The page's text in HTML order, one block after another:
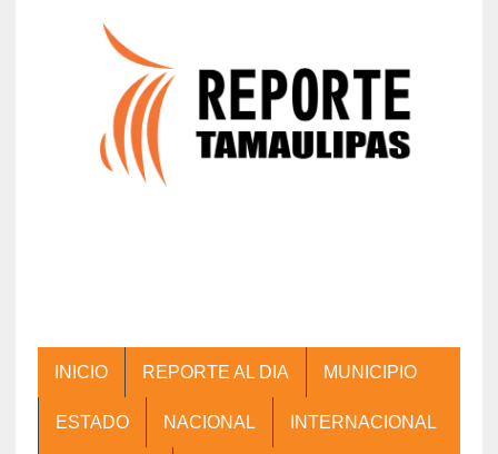
INICIO REPORTE AL DIA MUNICIPIO
ESTADO NACIONAL INTERNACIONAL